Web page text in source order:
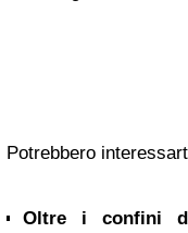
Potrebbero
Oltre i confini